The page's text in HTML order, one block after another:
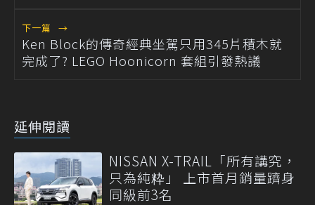
下一篇 →
Ken Block的傳奇經典坐駕只用345片積木就
完成了? LEGO Hoonicorn 套組引發熱議
延伸閱讀
NISSAN X-TRAIL「所有講究，
只為純粋」 上市首月銷量躋身
同級前3名